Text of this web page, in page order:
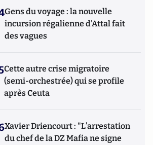
Gens du voyage : la nouvelle
incursion régalienne d'Attal fait
des vagues
Cette autre crise migratoire
(semi-orchestrée) qui se profile
après Ceuta
Xavier Driencourt : "L’arrestation
du chef de la DZ Mafia ne signe